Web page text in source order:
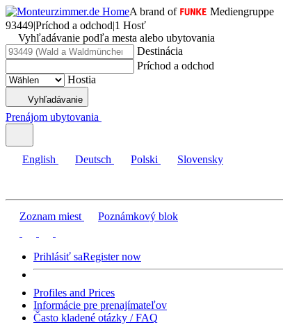
A brand of
Mediengruppe
93449|Príchod a odchod|1 Hosť
Vyhľadávanie podľa mesta alebo ubytovania
Destinácia
Príchod a odchod
Hostia
Vyhľadávanie
Prenájom ubytovania
English Deutsch Polski Slovensky
Zoznam miest Poznámkový blok
Prihlásiť saRegister now
Profiles and Prices
Informácie pre prenajímateľov
Často kladené otázky / FAQ